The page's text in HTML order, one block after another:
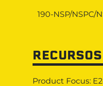
190-NSP/NSPC/
RECURSOS
Product Focus: